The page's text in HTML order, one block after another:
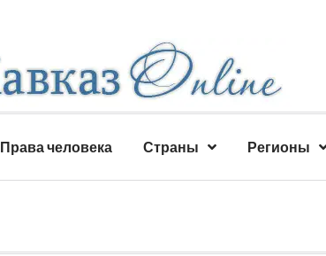
Права человека Страны Регионы